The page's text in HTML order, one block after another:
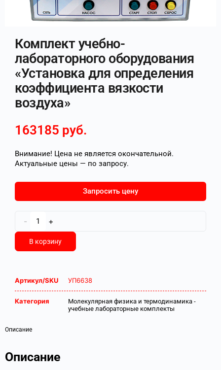
Комплект учебно-
лабораторного оборудования
«Установка для определения
коэффициента вязкости
воздуха»
163185 руб.
Внимание! Цена не является окончательной.
Актуальные цены — по запросу.
Запросить цену
- +
В корзину
Артикул/SKU УП6638
Категория
Молекулярная физика и термодинамика -
учебные лабораторные комплекты
Описание
Описание